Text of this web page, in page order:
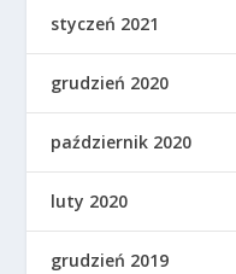
styczeń 2021
grudzień 2020
październik 2020
luty 2020
grudzień 2019